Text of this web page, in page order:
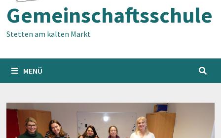
Gemeinschaftsschule
Stetten am kalten Markt
MENÜ